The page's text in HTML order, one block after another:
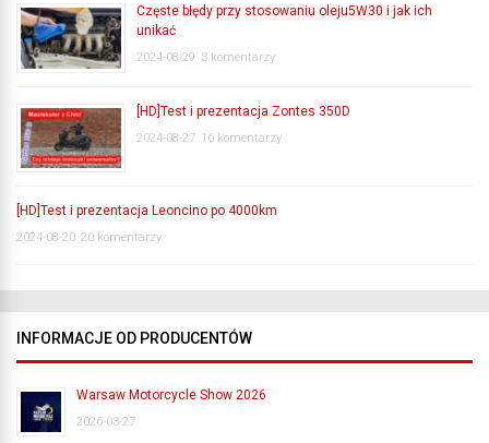
Częste błędy przy stosowaniu oleju5W30 i jak ich
unikać
2024-08-29 3 komentarzy
[HD]Test i prezentacja Zontes 350D
2024-08-27 16 komentarzy
[HD]Test i prezentacja Leoncino po 4000km
2024-08-20 20 komentarzy
INFORMACJE OD PRODUCENTÓW
Warsaw Motorcycle Show 2026
2026-03-27